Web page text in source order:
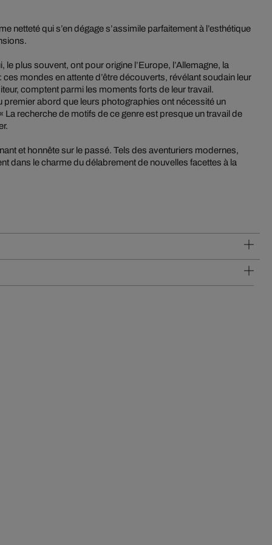
netteté qui s’en dégage s’assimile parfaitement à l’esthétique
plus souvent, ont pour origine l’Europe, l’Allemagne, la
mondes en attente d’être découverts, révélant soudain leur
comptent parmi les moments forts de leur travail.
premier abord que leurs photographies ont nécessité un
La recherche de motifs de ce genre est presque un travail de
et honnête sur le passé. Tels des aventuriers modernes,
dans le charme du délabrement de nouvelles facettes à la